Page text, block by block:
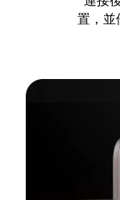
置，並